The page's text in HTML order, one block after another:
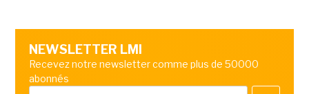
NEWSLETTER LMI
Recevez notre newsletter comme plus de 50000
abonnés